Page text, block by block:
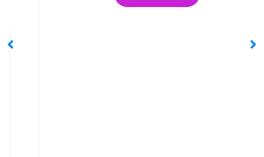
Examen Médico